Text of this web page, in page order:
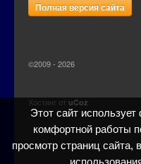
Полная версия сайта
©2009 - 2026
Хостинг от uCoz
Этот сайт
комфортной работы
просмотр страниц сайта,